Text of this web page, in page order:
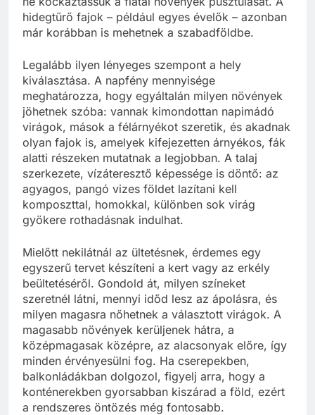
hidegtűrő fajok – például egyes évelők – azonban
már korábban is mehetnek a szabadföldbe.
Legalább ilyen lényeges szempont a hely
kiválasztása. A napfény mennyisége
meghatározza, hogy egyáltalán milyen növények
jöhetnek szóba: vannak kimondottan napimádó
virágok, mások a félárnyékot szeretik, és akadnak
olyan fajok is, amelyek kifejezetten árnyékos, fák
alatti részeken mutatnak a legjobban. A talaj
szerkezete, vízáteresztő képessége is döntő: az
agyagos, pangó vizes földet lazítani kell
komposzttal, homokkal, különben sok virág
gyökere rothadásnak indulhat.
Mielőtt nekilátnál az ültetésnek, érdemes egy
egyszerű tervet készíteni a kert vagy az erkély
beültetéséről. Gondold át, milyen színeket
szeretnél látni, mennyi időd lesz az ápolásra, és
milyen magasra nőhetnek a választott virágok. A
magasabb növények kerüljenek hátra, a
középmagasak középre, az alacsonyak előre, így
minden érvényesülni fog. Ha cserepekben,
balkonládákban dolgozol, figyelj arra, hogy a
konténerekben gyorsabban kiszárad a föld, ezért
a rendszeres öntözés még fontosabb.